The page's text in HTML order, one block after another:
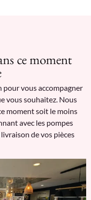
ce moment
vous accompagner
vous souhaitez. Nous
moment soit le moins
avec les pompes
de vos pièces